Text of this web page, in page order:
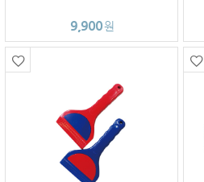
9,900원